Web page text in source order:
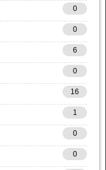
0
0
6
0
16
1
0
0